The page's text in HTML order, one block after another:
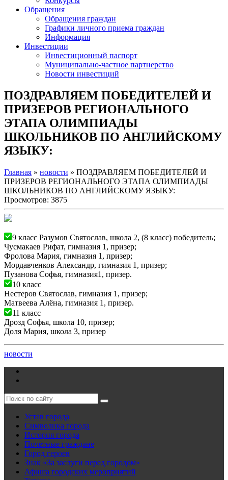
Обращения
Обращения граждан
Графики личного приема граждан
Информация
Инвестиции
Инвестиционный паспорт
Муниципально-частное партнерство
Новости инвестиций
ПОЗДРАВЛЯЕМ ПОБЕДИТЕЛЕЙ И
ПРИЗЕРОВ РЕГИОНАЛЬНОГО
ЭТАПА ОЛИМПИАДЫ
ШКОЛЬНИКОВ ПО АНГЛИЙСКОМУ
ЯЗЫКУ:
Главная » новости » ПОЗДРАВЛЯЕМ ПОБЕДИТЕЛЕЙ И
ПРИЗЕРОВ РЕГИОНАЛЬНОГО ЭТАПА ОЛИМПИАДЫ
ШКОЛЬНИКОВ ПО АНГЛИЙСКОМУ ЯЗЫКУ:
Просмотров: 3875
9 класс Разумов Святослав, школа 2, (8 класс) победитель;
Чусмакаев Рифат, гимназия 1, призер;
Фролова Мария, гимназия 1, призер;
Мордавченков Александр, гимназия 1, призер;
Пузанова Софья, гимназия1, призер.
10 класс
Нестеров Святослав, гимназия 1, призер;
Матвеева Алёна, гимназия 1, призер.
11 класс
Дрозд Софья, школа 10, призер;
Доля Мария, школа 3, призер
новости
Устав города
Символика города
История города
Почетные граждане
Город героев
Знак «За заслуги перед городом»
Афиша городских мероприятий